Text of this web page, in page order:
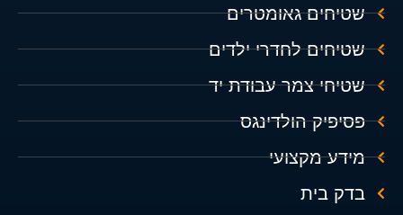
שטיחים גאומטרים
שטיחים לחדרי ילדים
שטיחי צמר עבודת יד
פסיפיק הולדינגס
מידע מקצועי
בדק בית